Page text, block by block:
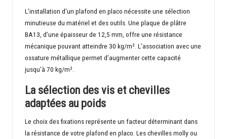
L’installation d’un plafond en placo nécessite une sélection
minutieuse du matériel et des outils. Une plaque de plâtre
BA13, d’une épaisseur de 12,5 mm, offre une résistance
mécanique pouvant atteindre 30 kg/m². L’association avec une
ossature métallique permet d’augmenter cette capacité
jusqu’à 70 kg/m².
La sélection des vis et chevilles
adaptées au poids
Le choix des fixations représente un facteur déterminant dans
la résistance de votre plafond en placo. Les chevilles molly ou